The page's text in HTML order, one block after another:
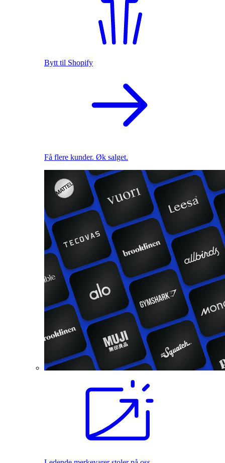
Bytt til Shopify
Få flere kunder. Øk salget.